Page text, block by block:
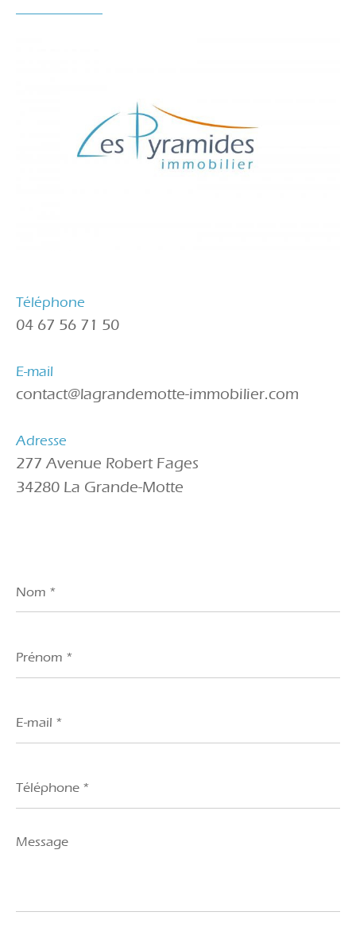
Téléphone
04 67 56 71 50
E-mail
contact@lagrandemotte-immobilier.com
Adresse
277 Avenue Robert Fages
34280 La Grande-Motte
*
*
mail
*
*
Message
*